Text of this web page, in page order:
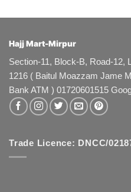
variants.
The
be
chosen
product
Hajj Mart-Mirpur
Section-11, Block-B, Road-12,
1216 ( Baitul Moazzam Jame
Bank ATM ) 01720601515
Trade Licence: DNCC/